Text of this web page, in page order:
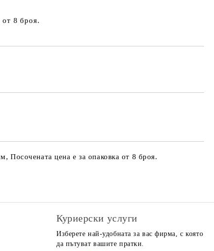
от 8 броя.
Посочената цена е за опаковка от 8 броя.
Куриерски услуги
Изберете най-удобната за вас фирма, с която
да пътуват вашите пратки.